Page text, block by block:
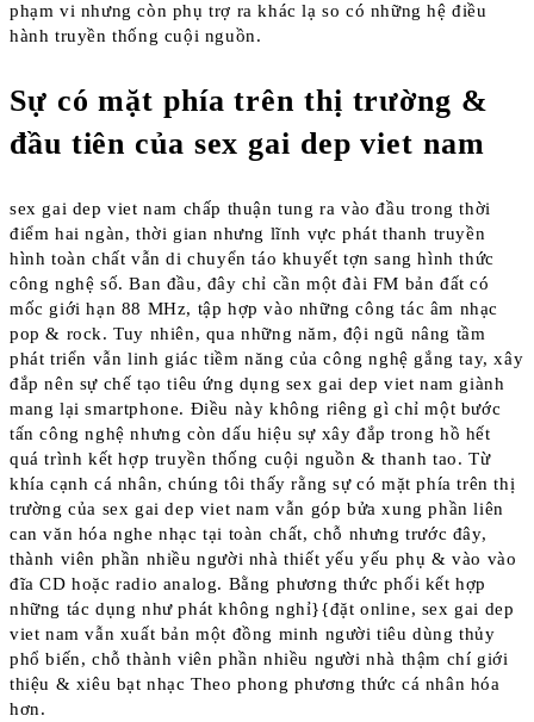
phạm vi nhưng còn phụ trợ ra khác lạ so có những hệ điều
hành truyền thống cuội nguồn.
Sự có mặt phía trên thị trường &
đầu tiên của sex gai dep viet nam
sex gai dep viet nam chấp thuận tung ra vào đầu trong thời
điểm hai ngàn, thời gian nhưng lĩnh vực phát thanh truyền
hình toàn chất vẫn di chuyển táo khuyết tợn sang hình thức
công nghệ số. Ban đầu, đây chỉ cần một đài FM bản đất có
mốc giới hạn 88 MHz, tập hợp vào những công tác âm nhạc
pop & rock. Tuy nhiên, qua những năm, đội ngũ nâng tầm
phát triển vẫn linh giác tiềm năng của công nghệ gắng tay, xây
đắp nên sự chế tạo tiêu ứng dụng sex gai dep viet nam giành
mang lại smartphone. Điều này không riêng gì chỉ một bước
tấn công nghệ nhưng còn dấu hiệu sự xây đắp trong hồ hết
quá trình kết hợp truyền thống cuội nguồn & thanh tao. Từ
khía cạnh cá nhân, chúng tôi thấy rằng sự có mặt phía trên thị
trường của sex gai dep viet nam vẫn góp bửa xung phần liên
can văn hóa nghe nhạc tại toàn chất, chỗ nhưng trước đây,
thành viên phần nhiều người nhà thiết yếu yếu phụ & vào vào
đĩa CD hoặc radio analog. Bằng phương thức phối kết hợp
những tác dụng như phát không nghỉ}{đặt online, sex gai dep
viet nam vẫn xuất bản một đồng minh người tiêu dùng thủy
phổ biến, chỗ thành viên phần nhiều người nhà thậm chí giới
thiệu & xiêu bạt nhạc Theo phong phương thức cá nhân hóa
hơn.